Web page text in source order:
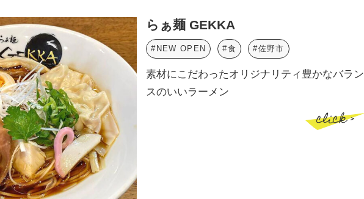
らぁ麺 GEKKA
#NEW OPEN #食 #佐野市
素材にこだわったオリジナリティ豊かなバラン
スのいいラーメン
click >